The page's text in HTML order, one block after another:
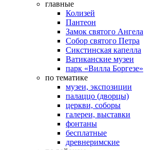
главные
Колизей
Пантеон
Замок святого Ангела
Собор святого Петра
Сикстинская капелла
Ватиканские музеи
парк «Вилла Боргезе»
по тематике
музеи, экспозиции
палаццо (дворцы)
церкви, соборы
галереи, выставки
фонтаны
бесплатные
древнеримские